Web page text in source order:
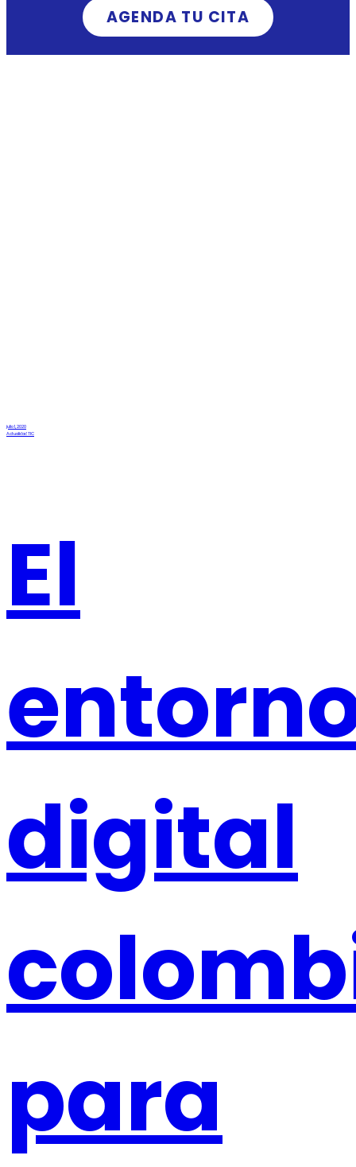
AGENDA TU CITA
julio 1, 2020
Actualidad TIC
El
digital
para